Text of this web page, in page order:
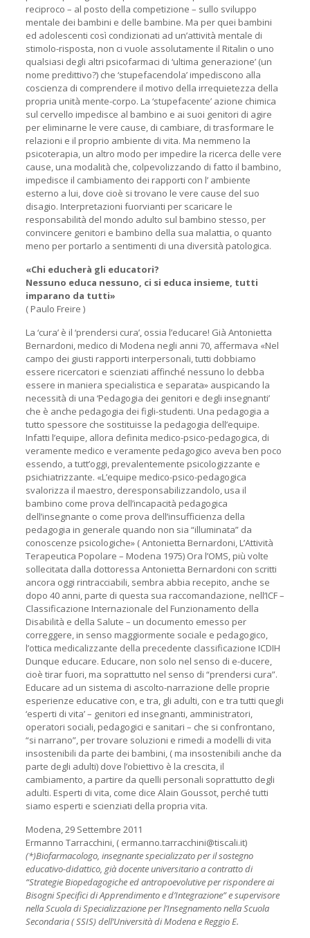
reciproco – al posto della competizione – sullo sviluppo
mentale dei bambini e delle bambine. Ma per quei bambini
ed adolescenti così condizionati ad un’attività mentale di
stimolo-risposta, non ci vuole assolutamente il Ritalin o uno
qualsiasi degli altri psicofarmaci di ‘ultima generazione’ (un
nome predittivo?) che ‘stupefacendola’ impediscono alla
coscienza di comprendere il motivo della irrequietezza della
propria unità mente-corpo. La ‘stupefacente’ azione chimica
sul cervello impedisce al bambino e ai suoi genitori di agire
per eliminarne le vere cause, di cambiare, di trasformare le
relazioni e il proprio ambiente di vita. Ma nemmeno la
psicoterapia, un altro modo per impedire la ricerca delle vere
cause, una modalità che, colpevolizzando di fatto il bambino,
impedisce il cambiamento dei rapporti con l’ ambiente
esterno a lui, dove cioè si trovano le vere cause del suo
disagio. Interpretazioni fuorvianti per scaricare le
responsabilità del mondo adulto sul bambino stesso, per
convincere genitori e bambino della sua malattia, o quanto
meno per portarlo a sentimenti di una diversità patologica.
«Chi educherà gli educatori?
Nessuno educa nessuno, ci si educa insieme, tutti
imparano da tutti»
( Paulo Freire )
La ‘cura’ è il ‘prendersi cura’, ossia l’educare! Già Antonietta
Bernardoni, medico di Modena negli anni 70, affermava «Nel
campo dei giusti rapporti interpersonali, tutti dobbiamo
essere ricercatori e scienziati affinché nessuno lo debba
essere in maniera specialistica e separata» auspicando la
necessità di una ‘Pedagogia dei genitori e degli insegnanti’
che è anche pedagogia dei figli-studenti. Una pedagogia a
tutto spessore che sostituisse la pedagogia dell’equipe.
Infatti l’equipe, allora definita medico-psico-pedagogica, di
veramente medico e veramente pedagogico aveva ben poco
essendo, a tutt’oggi, prevalentemente psicologizzante e
psichiatrizzante. «L’equipe medico-psico-pedagogica
svalorizza il maestro, deresponsabilizzandolo, usa il
bambino come prova dell’incapacità pedagogica
dell’insegnante o come prova dell’insufficienza della
pedagogia in generale quando non sia “illuminata” da
conoscenze psicologiche» ( Antonietta Bernardoni, L’Attività
Terapeutica Popolare – Modena 1975) Ora l’OMS, più volte
sollecitata dalla dottoressa Antonietta Bernardoni con scritti
ancora oggi rintracciabili, sembra abbia recepito, anche se
dopo 40 anni, parte di questa sua raccomandazione, nell’ICF –
Classificazione Internazionale del Funzionamento della
Disabilità e della Salute – un documento emesso per
correggere, in senso maggiormente sociale e pedagogico,
l’ottica medicalizzante della precedente classificazione ICDIH
Dunque educare. Educare, non solo nel senso di e-ducere,
cioè tirar fuori, ma soprattutto nel senso di “prendersi cura”.
Educare ad un sistema di ascolto-narrazione delle proprie
esperienze educative con, e tra, gli adulti, con e tra tutti quegli
‘esperti di vita’ – genitori ed insegnanti, amministratori,
operatori sociali, pedagogici e sanitari – che si confrontano,
“si narrano”, per trovare soluzioni e rimedi a modelli di vita
insostenibili da parte dei bambini, ( ma insostenibili anche da
parte degli adulti) dove l’obiettivo è la crescita, il
cambiamento, a partire da quelli personali soprattutto degli
adulti. Esperti di vita, come dice Alain Goussot, perché tutti
siamo esperti e scienziati della propria vita.
Modena, 29 Settembre 2011
Ermanno Tarracchini, ( ermanno.tarracchini@tiscali.it)
(*)Biofarmacologo, insegnante specializzato per il sostegno
educativo-didattico, già docente universitario a contratto di
“Strategie Biopedagogiche ed antropoevolutive per rispondere ai
Bisogni Specifici di Apprendimento e d’Integrazione” e supervisore
nella Scuola di Specializzazione per l’Insegnamento nella Scuola
Secondaria ( SSIS) dell’Università di Modena e Reggio E.